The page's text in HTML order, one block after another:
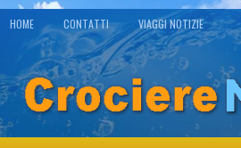
HOME CONTATTI VIAGGI NOTIZIE